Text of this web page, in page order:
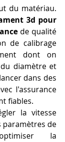
du matériau.
3d pour
de qualité
de calibrage
dont on
diamètre et
dans des
l'assurance
fiables.
la vitesse
paramètres de
la